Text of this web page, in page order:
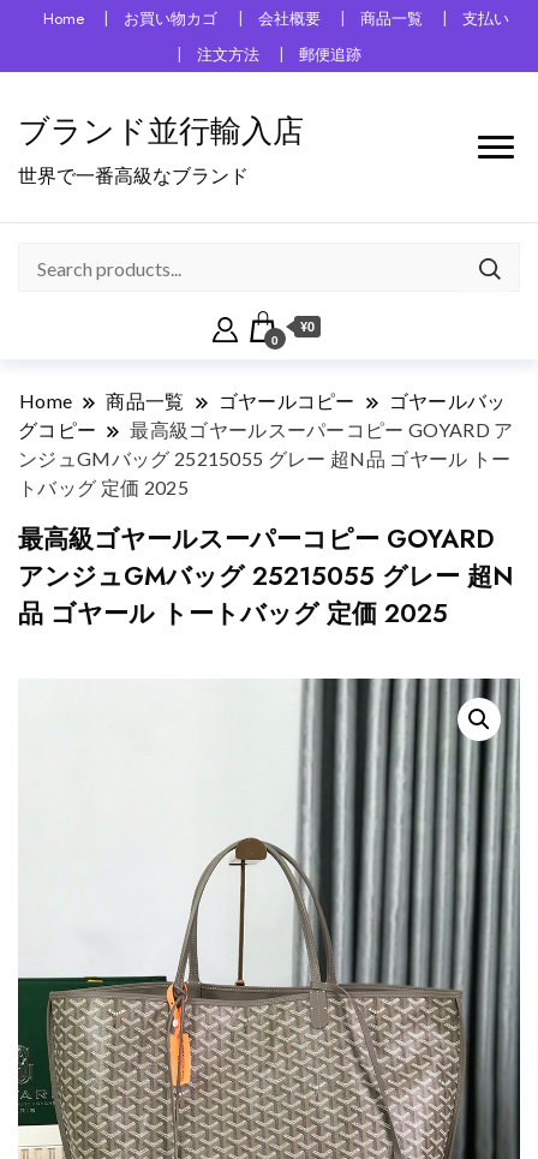
Home お買い物カゴ 会社概要 商品一覧
支払い
注文方法
郵便追跡
ブランド並行輸入店
世界で一番高級なブランド
0
¥0
Home 商品一覧 ゴヤールコピー
ゴヤールバッ
グコピー
最高級ゴヤールスーパーコピー GOYARD ア
ンジュGMバッグ 25215055 グレー 超N品 ゴヤール トー
トバッグ 定価 2025
最高級ゴヤールスーパーコピー GOYARD
アンジュGMバッグ 25215055 グレー 超N
品 ゴヤール トートバッグ 定価 2025